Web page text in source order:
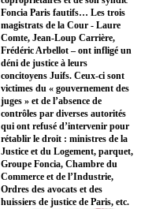
Foncia Paris fautifs… Les trois
magistrats de la Cour - Laure
Comte, Jean-Loup Carrière,
Frédéric Arbellot – ont infligé un
déni de justice à leurs
concitoyens Juifs. Ceux-ci sont
victimes du « gouvernement des
juges » et de l’absence de
contrôles par diverses autorités
qui ont refusé d’intervenir pour
rétablir le droit : ministres de la
Justice et du Logement, parquet,
Groupe Foncia, Chambre du
Commerce et de l’Industrie,
Ordres des avocats et des
huissiers de justice de Paris, etc.